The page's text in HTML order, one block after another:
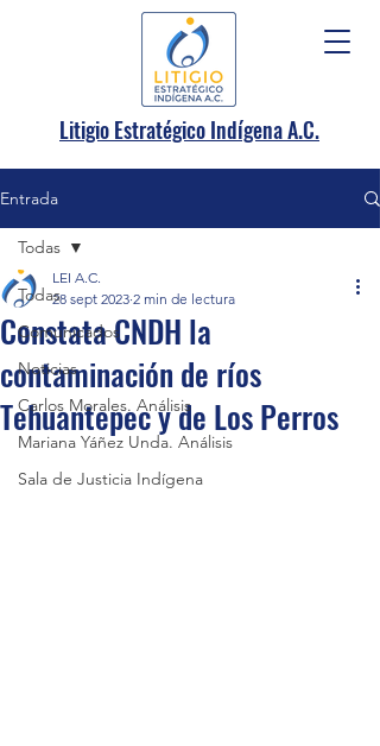
Litigio Estratégico Indígena A.C.
Entrada
Todas
Comunicados
Noticias
Carlos Morales. Análisis
Mariana Yáñez Unda. Análisis
Sala de Justicia Indígena
Todas
Constata CNDH la
contaminación de ríos
Tehuantepec y de Los Perros
LEI A.C.
28 sept 2023 2 min de lectura